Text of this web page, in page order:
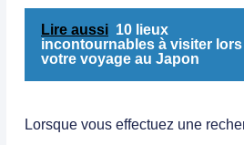
Lire aussi 10 lieux
incontournables à visiter lors
votre voyage au Japon
Lorsque vous effectuez une